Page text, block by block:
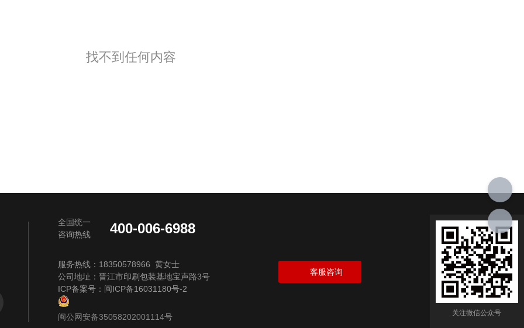
找不到任何内容
全国统一
咨询热线
400-006-6988
服务热线：18350578966 黄女士
公司地址：晋江市印刷包装基地宝声路3号
ICP备案号： 闽ICP备16031180号-2
闽公网安备35058202001114号
客服咨询
关注微信公众号